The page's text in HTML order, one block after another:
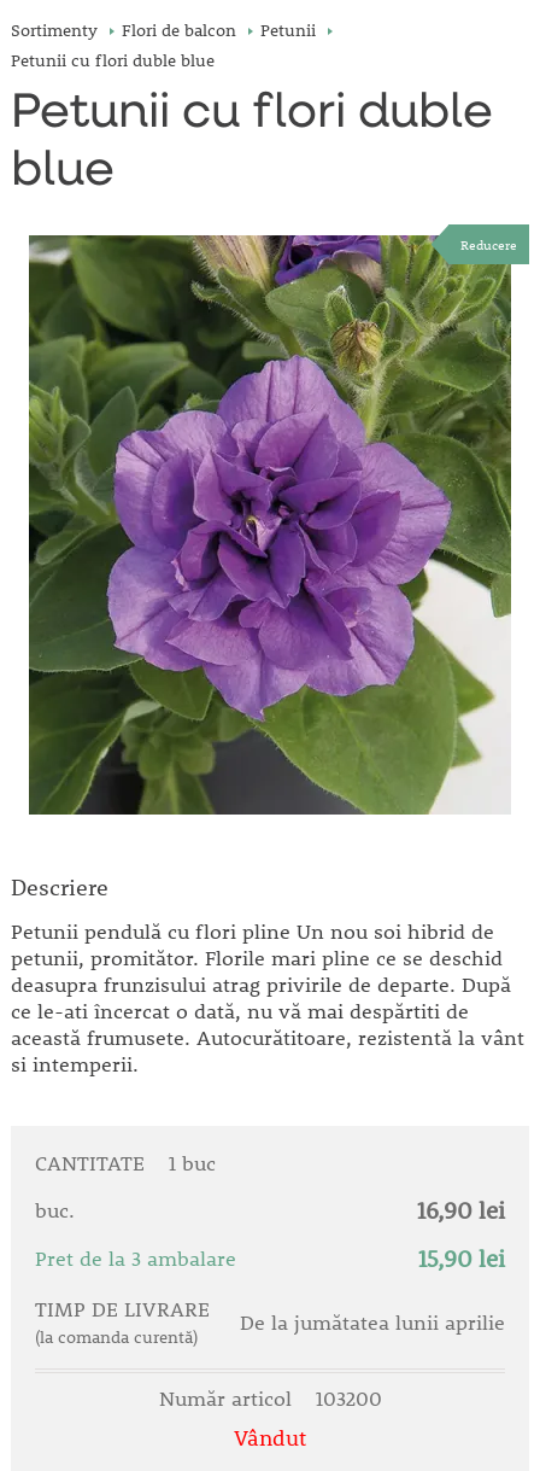
Sortimenty Flori de balcon
Petunii
Petunii cu flori duble blue
Petunii cu flori duble
blue
Reducere
Descriere
Petunii pendulă cu flori pline Un nou soi hibrid de
petunii, promitător. Florile mari pline ce se deschid
deasupra frunzisului atrag privirile de departe. După
ce le-ati încercat o dată, nu vă mai despărtiti de
această frumusete. Autocurătitoare, rezistentă la vânt
si intemperii.
CANTITATE
1 buc
buc.
16,90 lei
Pret de la 3 ambalare 15,90 lei
TIMP DE LIVRARE
(la comanda curentă)
De la jumătatea lunii aprilie
Număr articol 103200
Vândut